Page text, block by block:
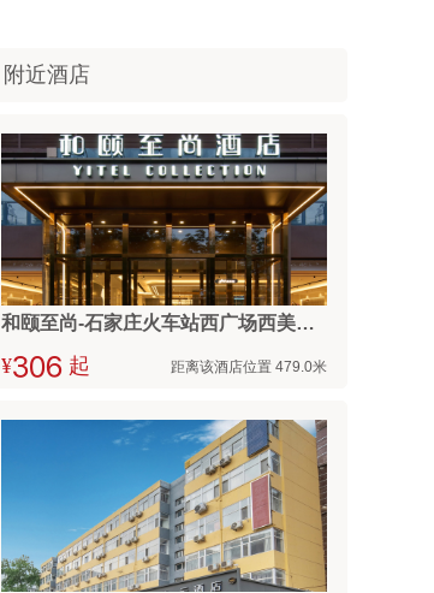
附近酒店
和颐至尚-石家庄火车站西广场西美花街店
¥ 起 距离该酒店位置 479.0米